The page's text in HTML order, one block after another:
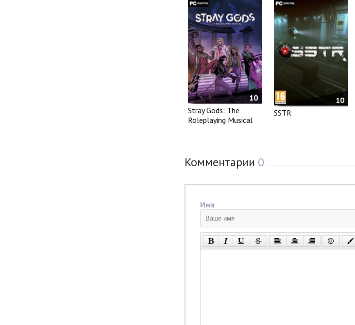
10
Stray Gods: The
Roleplaying Musical
10
SSTR
Комментарии 0
Имя